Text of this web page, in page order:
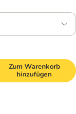
Zum Warenkorb
hinzufügen